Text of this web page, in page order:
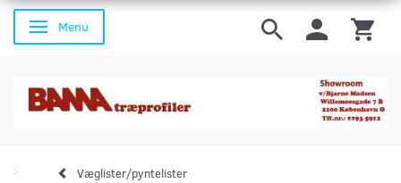
Skifte navigation
Menu
Væglister/pyntelister